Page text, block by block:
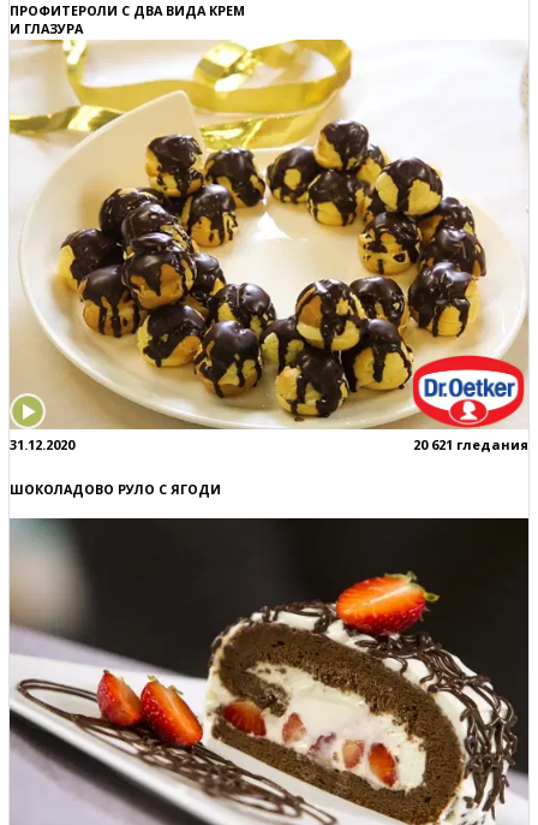
ПРОФИТЕРОЛИ С ДВА ВИДА КРЕМ
И ГЛАЗУРА
31.12.2020 20 621 гледания
ШОКОЛАДОВО РУЛО С ЯГОДИ